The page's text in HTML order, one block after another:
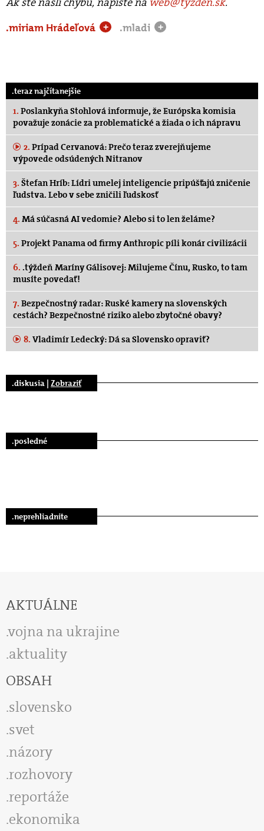
.miriam Hrádeľová
+ .mladi +
.teraz najčítanejšie
1. Poslankyňa Stohlová informuje, že Európska komisia
považuje zonácie za problematické a žiada o ich nápravu
2. Prípad Cervanová: Prečo teraz zverejňujeme
výpovede odsúdených Nitranov
3. Štefan Hríb: Lídri umelej inteligencie pripúšťajú zničenie
ľudstva. Lebo v sebe zničili ľudskosť
4. Má súčasná AI vedomie? Alebo si to len želáme?
5. Projekt Panama od firmy Anthropic píli konár civilizácii
6. .týždeň Maríny Gálisovej: Milujeme Čínu, Rusko, to tam
musíte povedať!
7. Bezpečnostný radar: Ruské kamery na slovenských
cestách? Bezpečnostné riziko alebo zbytočné obavy?
8. Vladimír Ledecký: Dá sa Slovensko opraviť?
.diskusia | Zobraziť
.posledné
.neprehliadnite
AKTUÁLNE
vojna na ukrajine
aktuality
OBSAH
slovensko
svet
názory
rozhovory
reportáže
ekonomika